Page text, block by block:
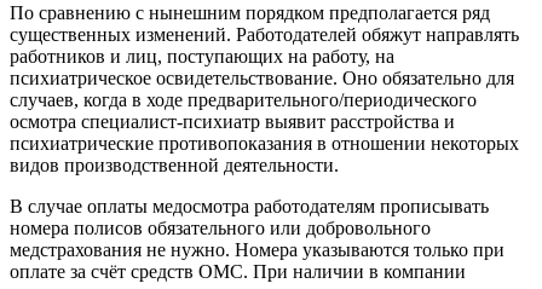
По сравнению с нынешним порядком предполагается ряд
существенных изменений. Работодателей обяжут направлять
работников и лиц, поступающих на работу, на
психиатрическое освидетельствование. Оно обязательно для
случаев, когда в ходе предварительного/периодического
осмотра специалист-психиатр выявит расстройства и
психиатрические противопоказания в отношении некоторых
видов производственной деятельности.
В случае оплаты медосмотра работодателям прописывать
номера полисов обязательного или добровольного
медстрахования не нужно. Номера указываются только при
оплате за счёт средств ОМС. При наличии в компании